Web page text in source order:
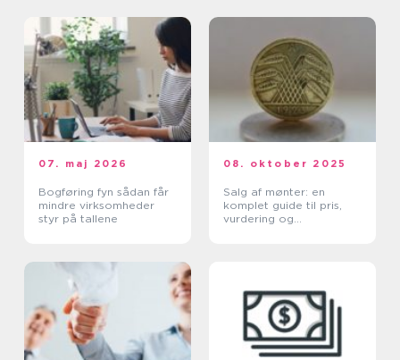
07. maj 2026
Bogføring fyn sådan får
mindre virksomheder
styr på tallene
08. oktober 2025
Salg af mønter: en
komplet guide til pris,
vurdering og